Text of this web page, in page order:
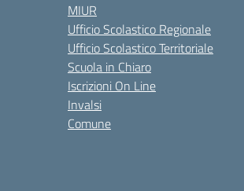
MIUR
Ufficio Scolastico Regionale
Ufficio Scolastico Territoriale
Scuola in Chiaro
Iscrizioni On Line
Invalsi
Comune